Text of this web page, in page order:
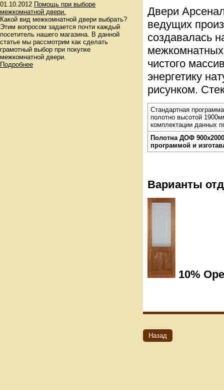
Двери
ведущих
создавалась
межкомнатных
чистого
энергетику
рисунком.
Стандартная
полотно высотой
комплектации данных
Полотна ДОФ
программой и
Варианты
10%
Назад
01.10.2012 Помощь при выборе
межкомнатной двери.
Какой вид межкомнатной двери выбрать?
Этим вопросом задается почти каждый
посетитель нашего магазина. В данной
статье мы рассмотрим как сделать
грамотный выбор при покупке
межкомнатной двери.
Подробнее